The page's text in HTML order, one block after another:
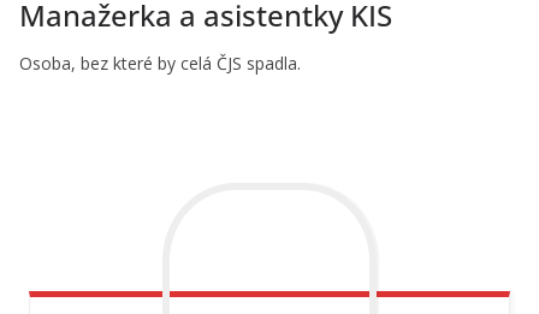
Manažerka a asistentky KIS
Osoba, bez které by celá ČJS spadla.